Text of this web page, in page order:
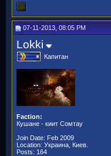
07-11-2013, 08:05 PM
Lokki
Капитан
Faction:
Кушане - киит Сомтау
Join Date: Feb 2009
Location: Украина, Киев.
Posts: 164